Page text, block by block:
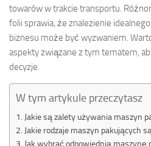
towarów w trakcie transportu.
folii sprawia, że znalezienie
biznesu może być wyzwaniem.
aspekty związane z tym tematem,
decyzje.
W tym artykule przeczytasz
Jakie są zalety używania maszyn
Jakie rodzaje maszyn pakujących
Jak wybrać odpowiednią maszynę